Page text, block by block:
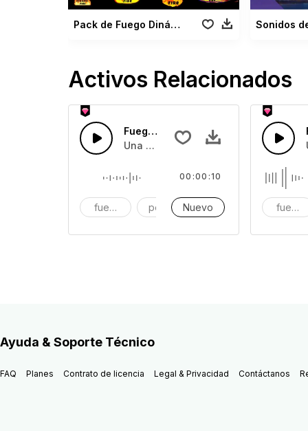
Pack de Fuego Dinámico
Activos Relacionados
Fuego Artificial9
Una colección de efectos de sonido
fuegos artificiales
petardos festivos
00:00:10
Nuevo
Ayuda & Soporte Técnico
FAQ Planes Contrato de licencia Legal & Privacidad Contáctanos